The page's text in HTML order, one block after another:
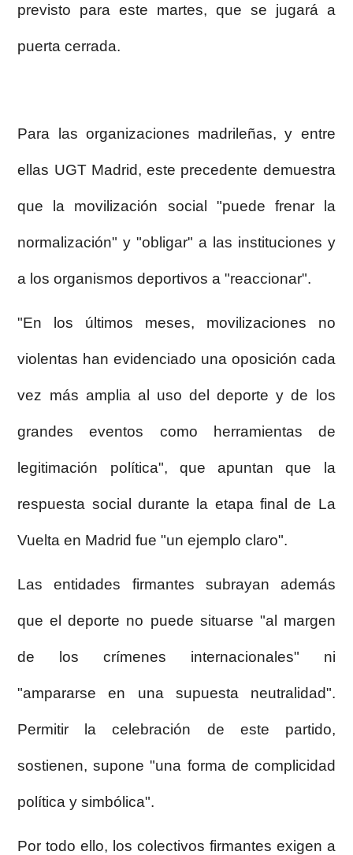
previsto para este martes, que se jugará a
puerta cerrada.
Para las organizaciones madrileñas, y entre
ellas UGT Madrid, este precedente demuestra
que la movilización social "puede frenar la
normalización" y "obligar" a las instituciones y
a los organismos deportivos a "reaccionar".
"En los últimos meses, movilizaciones no
violentas han evidenciado una oposición cada
vez más amplia al uso del deporte y de los
grandes eventos como herramientas de
legitimación política", que apuntan que la
respuesta social durante la etapa final de La
Vuelta en Madrid fue "un ejemplo claro".
Las entidades firmantes subrayan además
que el deporte no puede situarse "al margen
de los crímenes internacionales" ni
"ampararse en una supuesta neutralidad".
Permitir la celebración de este partido,
sostienen, supone "una forma de complicidad
política y simbólica".
Por todo ello, los colectivos firmantes exigen a